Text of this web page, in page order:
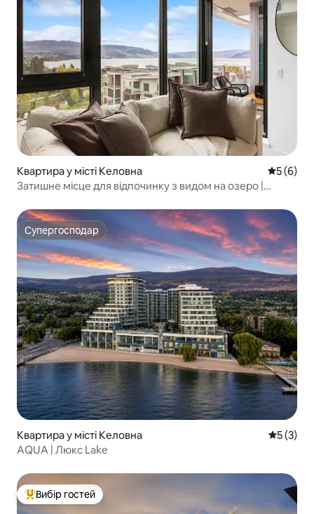
Квартира у місті Келовна Середня
5 (6)
Затишне місце для відпочинку з видом на озеро |
Супергосподар
Супергосподар
Квартира у місті Келовна Середня
5 (3)
AQUA | Люкс Lake
Топ вибір гостей
Вибір гостей